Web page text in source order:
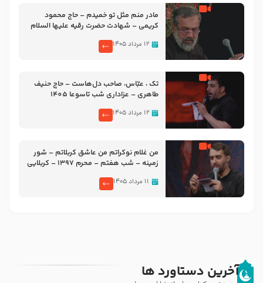
مادر منم مثل تو خمیدم – حاج محمود
کریمی – شهادت حضرت رقیه علیها السلام
۱۲ مرداد ۱۴۰۵
تک ، عبّاس، صاحب دل‌هاست – حاج حنیف
طاهری – عزاداری شب تاسوعا 1405
۱۲ مرداد ۱۴۰۵
من غلام نوکراتم من عاشق کربلاتم – شور
زمینه – شب هفتم – محرم 1397 – کربلایی
۱۱ مرداد ۱۴۰۵
آخرین دستاورد ها